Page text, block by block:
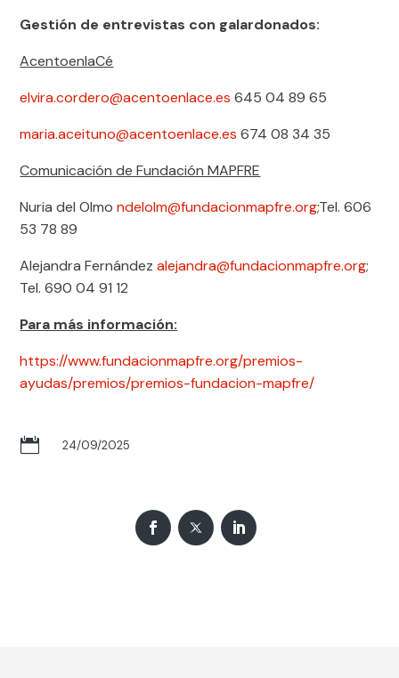
Gestión de entrevistas con galardonados:
AcentoenlaCé
elvira.cordero@acentoenlace.es 645 04 89 65
maria.aceituno@acentoenlace.es 674 08 34 35
Comunicación de Fundación MAPFRE
Nuria del Olmondelolm@fundacionmapfre.org;Tel. 606
53 78 89
Alejandra Fernándezalejandra@fundacionmapfre.org;
Tel. 690 04 91 12
Para más información:
https://www.fundacionmapfre.org/premios-
ayudas/premios/premios-fundacion-mapfre/
 24/09/2025